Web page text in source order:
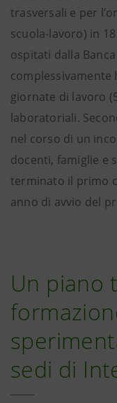
trasversali e per
scuola-lavoro) in
ospitati dalla
complessivamente
giornate di lavoro
laboratoriali.
nel corso di un
docenti, famiglie e
terminato il primo
anno di avvio del
Un piano
sedi di